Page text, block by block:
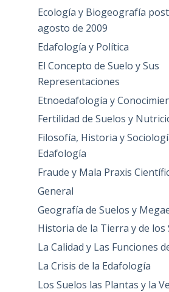
Ecología y Biogeografía
agosto de 2009
Edafología y Política
El Concepto de Suelo y Sus
Representaciones
Etnoedafología y
Fertilidad de Suelos y
Filosofía, Historia y
Edafología
Fraude y Mala Praxis
General
Geografía de Suelos y
Historia de la Tierra y de los
La Calidad y Las Funciones
La Crisis de la Edafología
Los Suelos las Plantas y la